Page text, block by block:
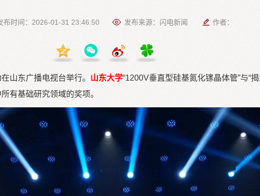
布时间：2026-01-31 23:46:50 发布来源：闪电新闻 作者：
山东广播电视台举行。 山东大学“1200V垂直型硅基氮化镓晶体管”与“
有基础研究领域的奖项。